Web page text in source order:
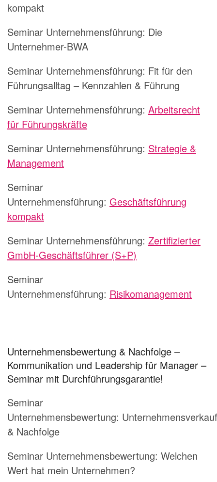
kompakt
Seminar Unternehmensführung: Die
Unternehmer-BWA
Seminar Unternehmensführung: Fit für den
Führungsalltag – Kennzahlen & Führung
Seminar Unternehmensführung: Arbeitsrecht
für Führungskräfte
Seminar Unternehmensführung: Strategie &
Management
Seminar
Unternehmensführung: Geschäftsführung
kompakt
Seminar Unternehmensführung: Zertifizierter
GmbH-Geschäftsführer (S+P)
Seminar
Unternehmensführung: Risikomanagement
Unternehmensbewertung & Nachfolge –
Kommunikation und Leadership für Manager –
Seminar mit Durchführungsgarantie!
Seminar
Unternehmensbewertung: Unternehmensverkauf
& Nachfolge
Seminar Unternehmensbewertung: Welchen
Wert hat mein Unternehmen?